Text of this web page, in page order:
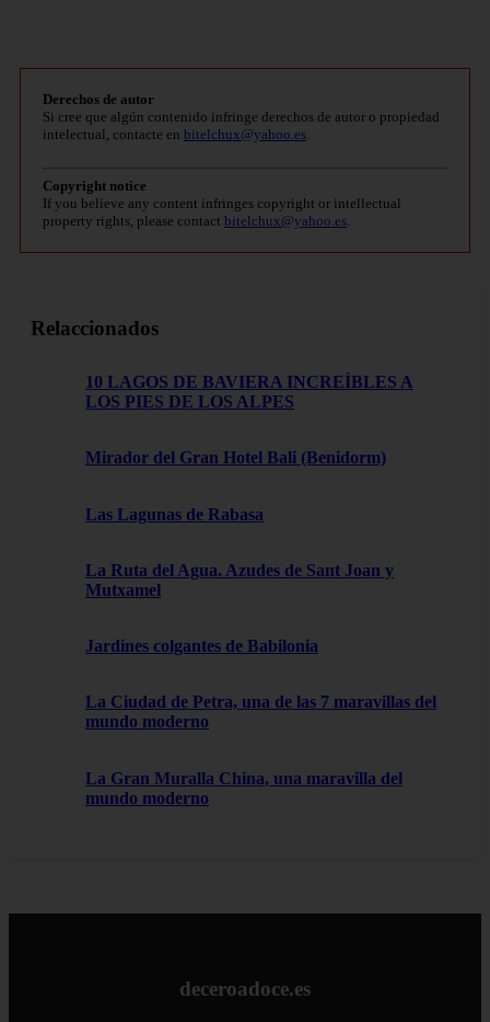
Derechos de autor
Si cree que algún contenido infringe derechos de autor o propiedad
intelectual, contacte en bitelchux@yahoo.es
Copyright notice
If you believe any content infringes copyright or intellectual
property rights, please contact bitelchux@yahoo.es
Relaccionados
10 LAGOS DE BAVIERA INCREÍBLES A
LOS PIES DE LOS ALPES
Mirador del Gran Hotel Bali (Benidorm)
Las Lagunas de Rabasa
La Ruta del Agua. Azudes de Sant Joan y
Mutxamel
Jardines colgantes de Babilonia
La Ciudad de Petra, una de las 7 maravillas del
mundo moderno
La Gran Muralla China, una maravilla del
mundo moderno
deceroadoce.es